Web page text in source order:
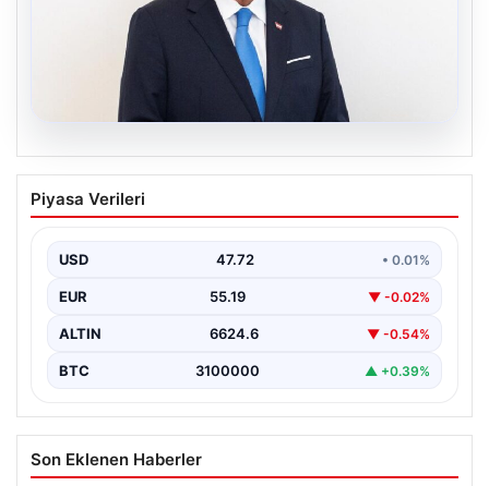
09.08.2026
Avusturya Şansölyesi Christian
Stocker Türkiye’ye Resmi Ziyarette
Türkiye ile Avusturya arasındaki diplomatik ilişkiler hız
görüşmelerin…
Piyasa Verileri
USD 47.72 • 0.01%
EUR 55.19 ▼ -0.02%
ALTIN 6624.6 ▼ -0.54%
BTC 3100000 ▲ +0.39%
Son Eklenen Haberler